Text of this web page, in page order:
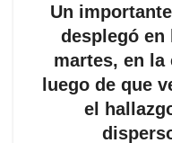
Un
desplegó en
martes, en la
luego de que
el